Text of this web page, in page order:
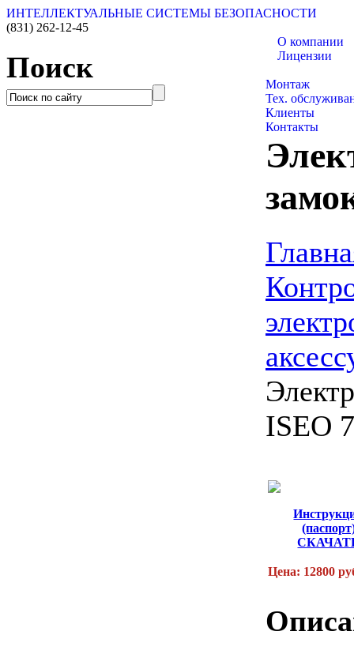
ИНТЕЛЛЕКТУАЛЬНЫЕ СИСТЕМЫ БЕЗОПАСНОСТИ
(831) 262-12-45
Поиск
О компании
Лицензии
Монтаж
Тех.
Клиенты
Контакты
ISEO
Цена: 12800